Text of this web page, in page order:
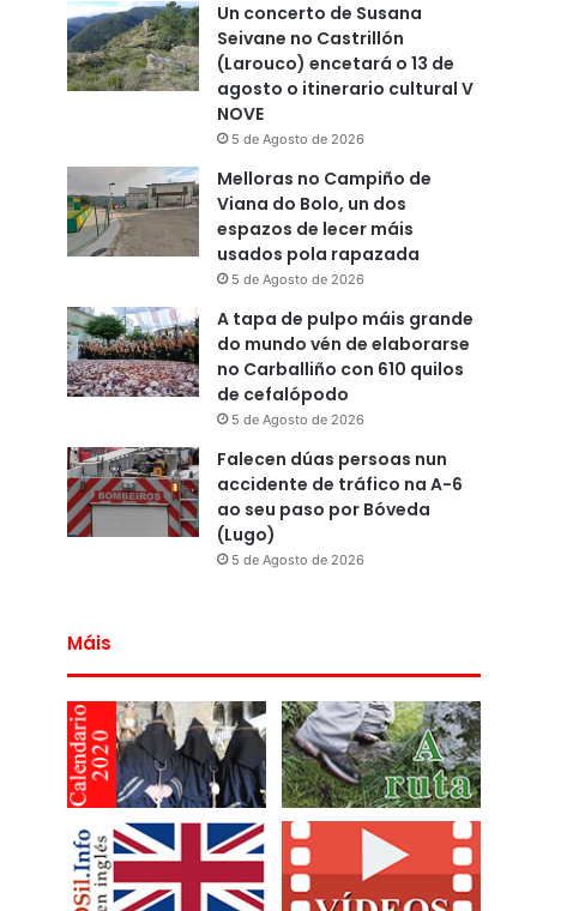
Un concerto de Susana
Seivane no Castrillón
(Larouco) encetará o 13 de
agosto o itinerario cultural V
NOVE
5 de Agosto de 2026
Melloras no Campiño de
Viana do Bolo, un dos
espazos de lecer máis
usados pola rapazada
5 de Agosto de 2026
A tapa de pulpo máis grande
do mundo vén de elaborarse
no Carballiño con 610 quilos
de cefalópodo
5 de Agosto de 2026
Falecen dúas persoas nun
accidente de tráfico na A-6
ao seu paso por Bóveda
(Lugo)
5 de Agosto de 2026
Máis